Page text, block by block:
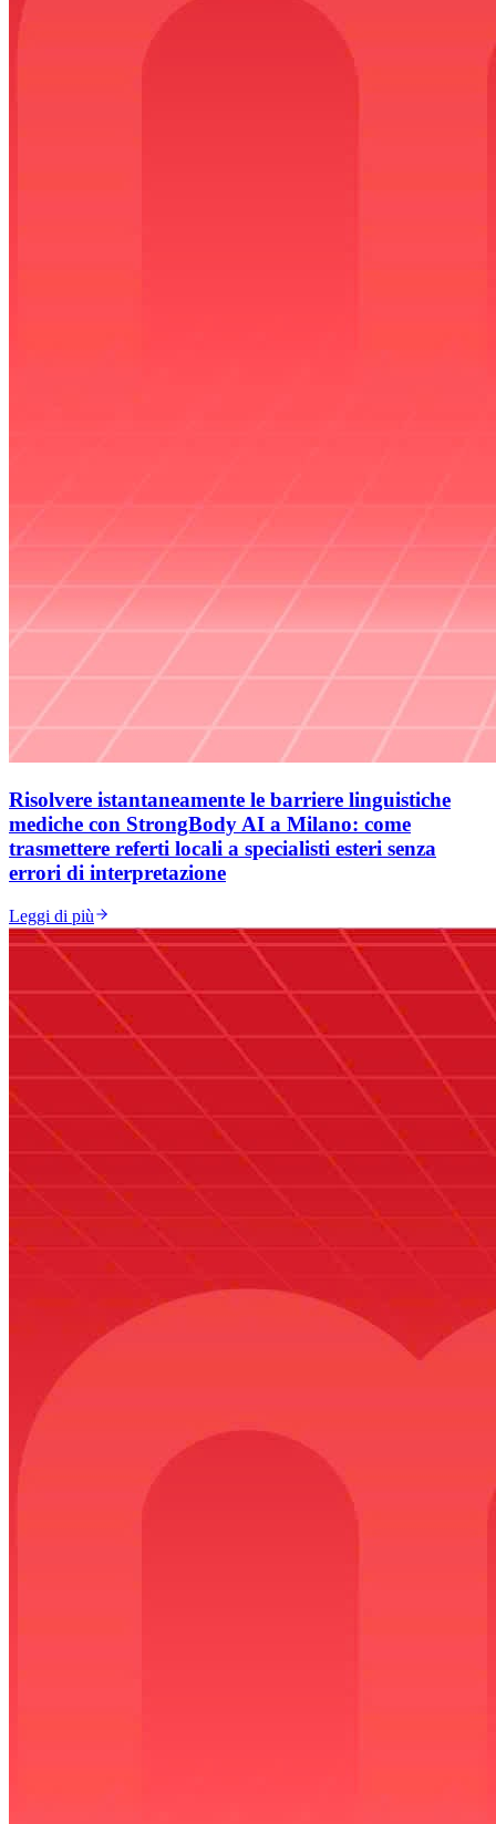
Risolvere istantaneamente le barriere linguistiche
mediche con StrongBody AI a Milano: come
trasmettere referti locali a specialisti esteri senza
errori di interpretazione
Leggi di più